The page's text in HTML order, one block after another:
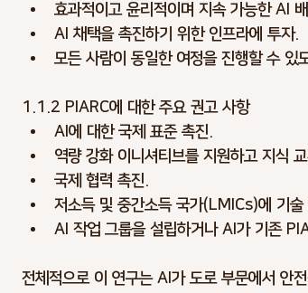
효과적이고 윤리적이며 지속 가능한 AI
AI 채택을 촉진하기 위한 인프라에 투자.
모든 사람이 동일한 여정을 진행할 수 있
1.1.2 PIARC에 대한 주요 권고 사항
AI에 대한 국제 표준 촉진.
역량 강화 이니셔티브를 지원하고 지식
국제 협력 촉진.
저소득 및 중간소득 국가(LMICs)에 기술
AI 작업 그룹을 설립하거나 AI가 기존
전체적으로 이 연구는 AI가 도로 부문에서 안